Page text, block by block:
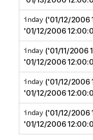
inday('01/12/2006
'01/12/2006
inday('01/11/2006
'01/12/2006
inday('01/12/2006
'01/12/2006
inday('01/12/2006
'01/12/2006